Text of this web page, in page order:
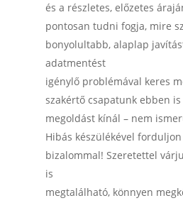
és a részletes, előzetes
pontosan tudni fogja, mire
bonyolultabb, alaplap
adatmentést
igénylő problémával keres
szakértő csapatunk ebben
megoldást kínál – nem
Hibás készülékével
bizalommal! Szeretettel
is
megtalálható, könnyen